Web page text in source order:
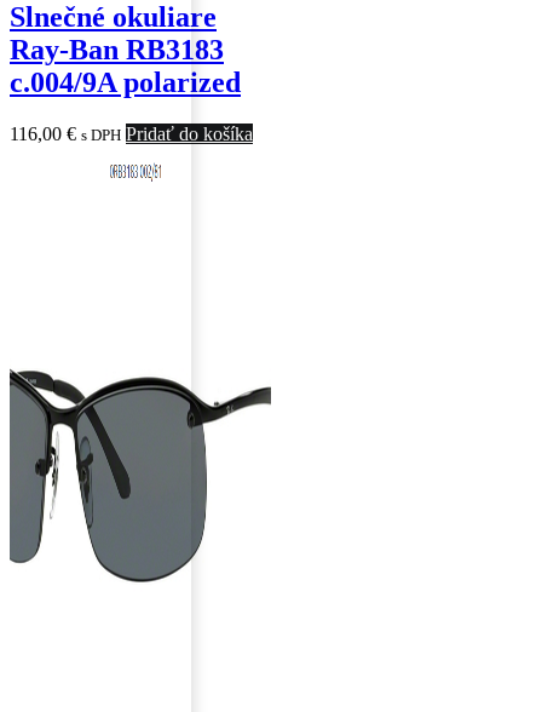
Slnečné okuliare
Ray-Ban RB3183
c.004/9A polarized
116,00 € s DPH Pridať do košíka